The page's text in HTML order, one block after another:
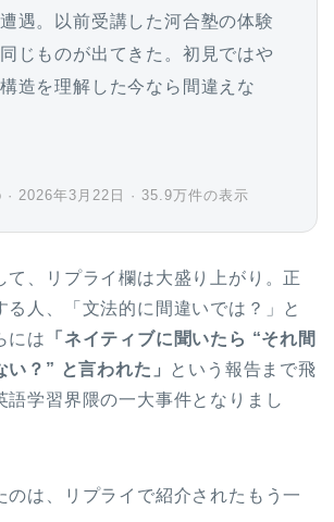
遇。以前受講した河合塾の体験
じものが出てきた。初見ではや
造を理解した今なら間違えな
2026年3月22日 · 35.9万件の表示
て、リプライ欄は大盛り上がり。正
る人、「文法的に間違いでは？」と
には
「ネイティブに聞いたら “それ間
？” と言われた」
という報告まで飛
語学習界隈の一大事件となりまし
のは、リプライで紹介されたもう一